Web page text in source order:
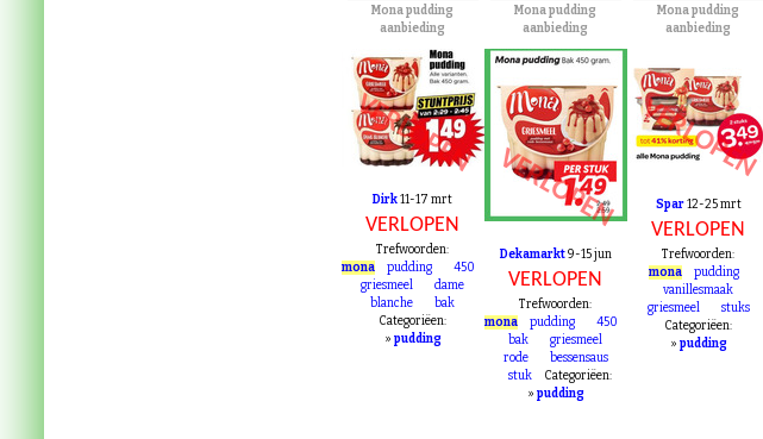
»pudding
Mona pudding
aanbieding
VERLOPEN
Dirk11-17 mrt
VERLOPEN
Trefwoorden:
mona
pudding
griesmeel
blanche
Categoriëen:
Mona pudding
aanbieding
VERLOPEN
Dekamarkt9-15 jun
VERLOPEN
Trefwoorden:
pudding
bak
griesmeel
bessensaus
Categoriëen:
Mona pudding
VERLOPEN
Spar12-25 mrt
VERLOPEN
Trefwoorden:
mona
pudding
vanillesmaak
griesmeel
Categoriëen: